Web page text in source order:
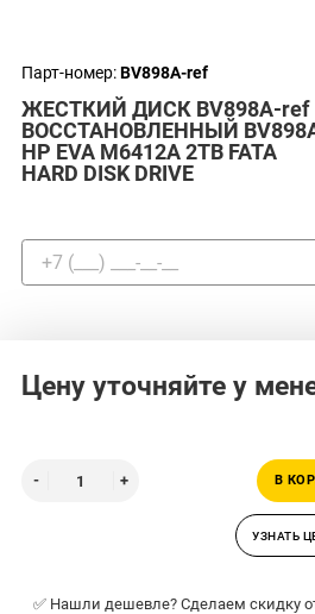
Парт-номер:BV898A-ref
ЖЕСТКИЙ ДИСК BV898A-ref
ВОССТАНОВЛЕННЫЙ
HP EVA M6412A 2TB FATA
HARD DISK DRIVE
Цену уточняйте у
В
УЗНАТЬ
✅ Нашли дешевле? Сделаем скидку